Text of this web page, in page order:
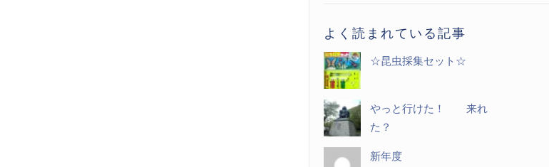
覧
よく読まれている記事
☆昆虫採集セット☆
やっと行けた！ 来れ
た？
新年度